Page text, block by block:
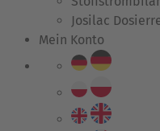
Josilac
Mein Konto